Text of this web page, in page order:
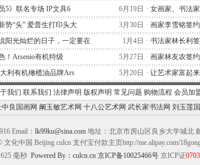
5》联名专场 IP文具6
6月19日
势“头” 爱普生打印头大
3月30日
阳光灿烂的日子，一定要在
1月4日
！Arsenio有机特级
5月27日
利有机橄榄油品牌Ars 5月20日
· 女画家、书法
· 画家李雪铭签
· 书法家林长利
· 画家林友农签
· 让艺术家富起
我们 联系我们 法律声明 版权声明 常见问题 购物流程 会员加
中良国画网 阚玉敏艺术网 十八公艺术网 武长家书法网 刘玉莲
Email： lk99ku@sina.com地址：北京市房山区良乡大学城北
文化中国 Beijing culcn 支付宝付款主页http://me.alipay.com/
毫秒 Powered By：culcn.cn 京ICP备10025466号 京ICP证